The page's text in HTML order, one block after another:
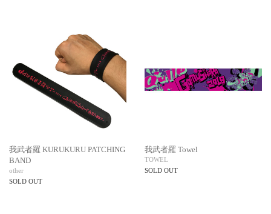
我武者羅 KURUKURU PATCHING
BAND
other
SOLD OUT
我武者羅 Towel
TOWEL
SOLD OUT